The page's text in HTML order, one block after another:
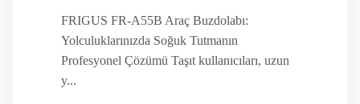
FRIGUS FR-A55B Araç Buzdolabı:
Yolculuklarınızda Soğuk Tutmanın
Profesyonel Çözümü Taşıt kullanıcıları, uzun
y...